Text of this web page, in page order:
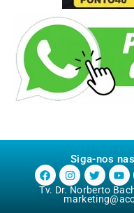
Siga-nos
Tv. Dr. Norberto